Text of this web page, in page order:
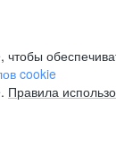
cookie
Правила